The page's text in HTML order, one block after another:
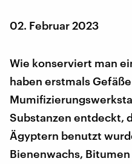
02. Februar 2023
Wie konserviert man
haben erstmals
Substanzen entdeckt,
Ägyptern benutzt
Bienenwachs,